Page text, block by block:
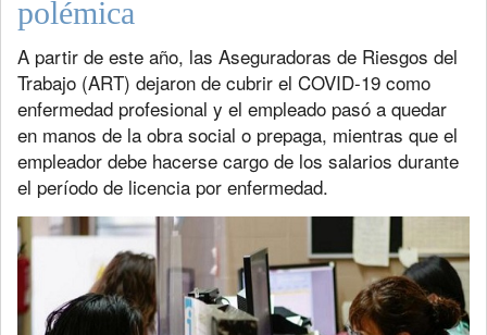
polémica
A partir de este año, las Aseguradoras de Riesgos del
Trabajo (ART) dejaron de cubrir el COVID-19 como
enfermedad profesional y el empleado pasó a quedar
en manos de la obra social o prepaga, mientras que el
empleador debe hacerse cargo de los salarios durante
el período de licencia por enfermedad.
Previous